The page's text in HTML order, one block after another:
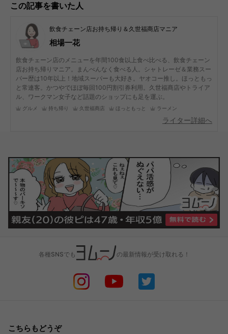
この記事を書いた人
飲食チェーン店お持ち帰り＆久世福商店マニア
相場一花
飲食チェーン店のメニューを年間100食以上食べ比べる、飲食チェーン
店お持ち帰りマニア。まんべんなく食べる人。シャトレーゼ＆業務スー
パー歴は10年以上！地域スーパーも大好き。ヤオコー推し。ほっともっ
と常連客。かつやでほぼ毎回100円割引券利用。久世福商店やトライア
ル、ワークマン女子など話題のショップにも足を運ぶ。
グルメ 持ち帰り 久世福商店 ほっともっと ラーメン
ライター詳細へ
各種SNSでも の最新情報が受け取れる！
こちらもどうぞ